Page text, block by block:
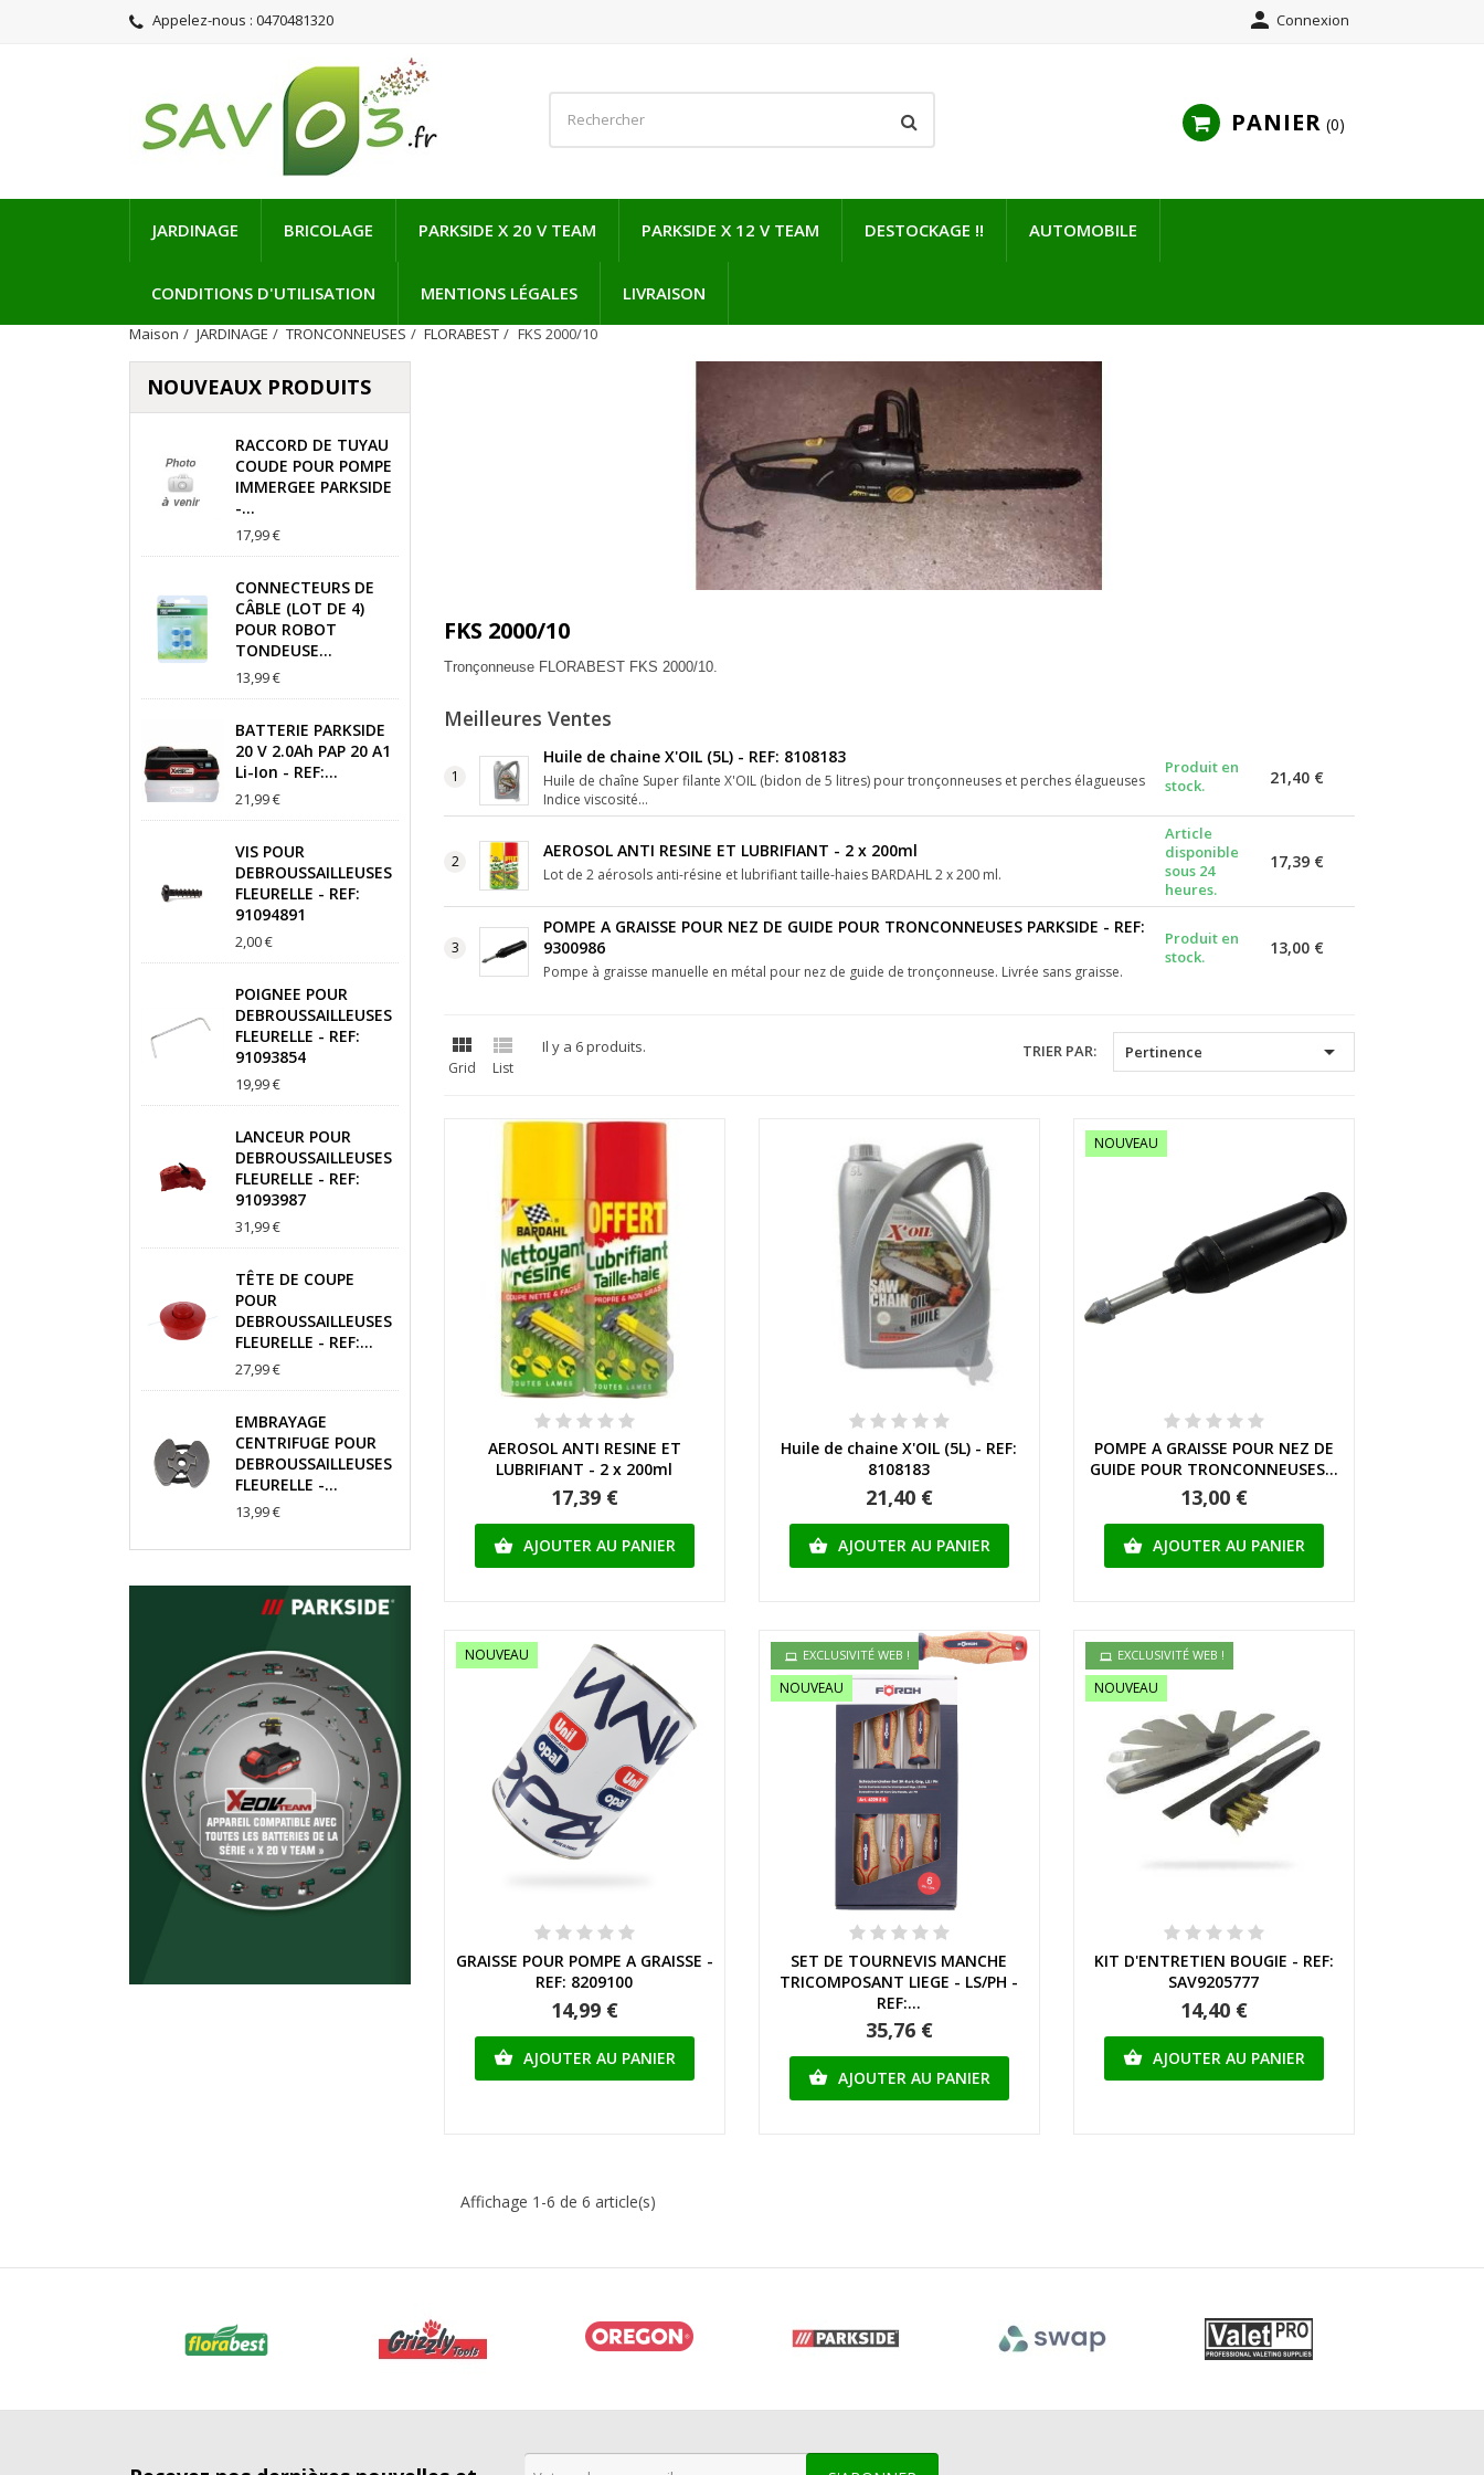
Appelez-nous : 0470481320  Connexion
PANIER 0
JARDINAGE BRICOLAGE PARKSIDE X 20 V TEAM PARKSIDE X 12 V TEAM DESTOCKAGE !! AUTOMOBILE
CONDITIONS D'UTILISATION MENTIONS LÉGALES LIVRAISON
Maison JARDINAGE TRONCONNEUSES FLORABEST FKS 2000/10
NOUVEAUX PRODUITS
RACCORD DE TUYAU
COUDE POUR POMPE
IMMERGEE PARKSIDE
-...
17,99 €
CONNECTEURS DE
CÂBLE (LOT DE 4)
POUR ROBOT
TONDEUSE...
13,99 €
BATTERIE PARKSIDE
20 V 2.0Ah PAP 20 A1
Li-Ion - REF:...
21,99 €
VIS POUR
DEBROUSSAILLEUSES
FLEURELLE - REF:
91094891
2,00 €
POIGNEE POUR
DEBROUSSAILLEUSES
FLEURELLE - REF:
91093854
19,99 €
LANCEUR POUR
DEBROUSSAILLEUSES
FLEURELLE - REF:
91093987
31,99 €
TÊTE DE COUPE
POUR
DEBROUSSAILLEUSES
FLEURELLE - REF:...
27,99 €
EMBRAYAGE
CENTRIFUGE POUR
DEBROUSSAILLEUSES
FLEURELLE -...
13,99 €
FKS 2000/10
Tronçonneuse FLORABEST FKS 2000/10.
Meilleures Ventes
Huile de chaine X'OIL (5L) - REF: 8108183
Huile de chaîne Super filante X'OIL (bidon de 5 litres) pour tronçonneuses et perches élagueuses
Indice viscosité...
Produit en
stock.
21,40 €
AEROSOL ANTI RESINE ET LUBRIFIANT - 2 x 200ml
Lot de 2 aérosols anti-résine et lubrifiant taille-haies BARDAHL 2 x 200 ml.
Article
disponible
sous 24
heures.
17,39 €
POMPE A GRAISSE POUR NEZ DE GUIDE POUR TRONCONNEUSES PARKSIDE - REF:
9300986
Pompe à graisse manuelle en métal pour nez de guide de tronçonneuse. Livrée sans graisse.
Produit en
stock.
13,00 €

Grid

List
Il y a 6 produits. TRIER PAR: Pertinence 
Aperçu rapide
AEROSOL ANTI RESINE ET
LUBRIFIANT - 2 x 200ml
17,39 €
 AJOUTER AU PANIER
Aperçu rapide
Huile de chaine X'OIL (5L) - REF:
8108183
21,40 €
 AJOUTER AU PANIER
NOUVEAU
Aperçu rapide
POMPE A GRAISSE POUR NEZ DE
GUIDE POUR TRONCONNEUSES...
13,00 €
 AJOUTER AU PANIER
NOUVEAU
Aperçu rapide
GRAISSE POUR POMPE A GRAISSE -
REF: 8209100
14,99 €
 AJOUTER AU PANIER
EXCLUSIVITÉ WEB !
NOUVEAU
Aperçu rapide
SET DE TOURNEVIS MANCHE
TRICOMPOSANT LIEGE - LS/PH -
REF:...
35,76 €
 AJOUTER AU PANIER
EXCLUSIVITÉ WEB !
NOUVEAU
Aperçu rapide
KIT D'ENTRETIEN BOUGIE - REF:
SAV9205777
14,40 €
 AJOUTER AU PANIER
Affichage 1-6 de 6 article(s)